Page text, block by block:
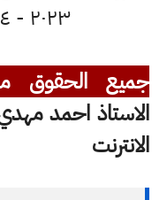
٢٠٢٣ - ٢٠٢٤ حسب الموازنة
جميع الحقوق
الاستاذ احمد
الانترنت